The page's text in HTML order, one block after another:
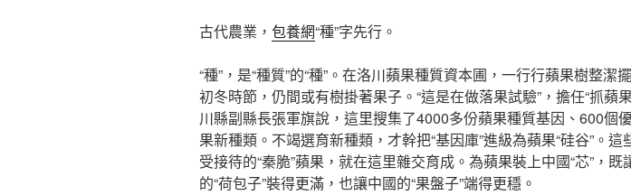
古代農業， 包養網“種”字先行。
“種”，是“種質”的“種”。在洛川蘋果種質資本圃，一行行蘋果樹整潔
初冬時節，仍間或有樹掛著果子。“這是在做落果試驗”，擔任“抓蘋
川縣副縣長張軍旗說，這里搜集了4000多份蘋果種質基因、600個
果新種類。不竭選育新種類，才幹把“基因庫”進級為蘋果“硅谷”。這
受接待的“秦脆”蘋果，就在這里雜交育成。為蘋果裝上中國“芯”，既
的“荷包子”裝得更滿，也讓中國的“果盤子”端得更穩。